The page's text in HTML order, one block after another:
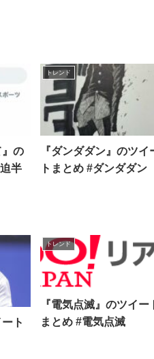
』の
半
トレンド
『ダンダダン』のツイ
トまとめ #ダンダダン
ト
トレンド
『電気点滅』のツイー
まとめ #電気点滅